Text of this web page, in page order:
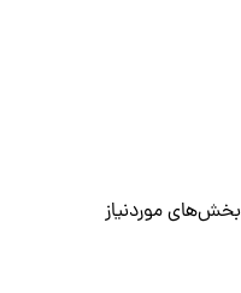
بخش‌های موردنیاز